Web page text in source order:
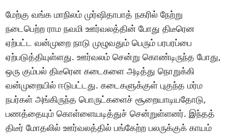
மேற்கு வங்க மாநிலம் முர்ஷிதாபாத் நகரில் நேற்று
நடைபெற்ற ராம நவமி ஊர்வலத்தின் போது திடீரென
ஏற்பட்ட வன்முறை நாடு முழுவதும் பெரும் பரபரப்பை
ஏற்படுத்தியுள்ளது. ஊர்வலம் சென்று கொண்டிருந்த போது,
ஒரு கும்பல் திடீரென கடைகளை அடித்து நொறுக்கி
வன்முறையில் ஈடுபட்டது. கடைகளுக்குள் புகுந்த மர்ம
நபர்கள் அங்கிருந்த பொருட்களைச் சூறையாடியதோடு,
பணத்தையும் கொள்ளையடித்துச் சென்றுள்ளனர். இந்தத்
திடீர் மோதலில் ஊர்வலத்தில் பங்கேற்ற பலருக்குக் காயம்